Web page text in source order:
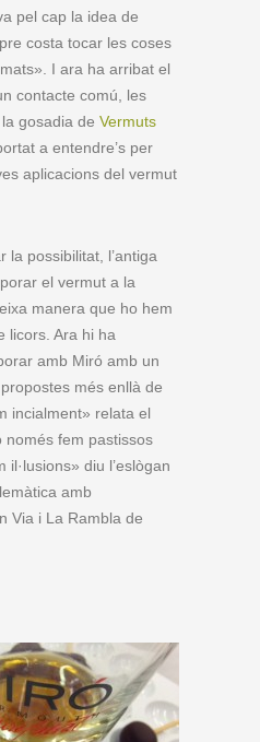
pel cap la idea de
costa tocar les coses
I ara ha arribat el
contacte comú, les
gosadia de Vermuts
a entendre’s per
aplicacions del vermut
la possibilitat, l’antiga
el vermut a la
manera que ho hem
licors. Ara hi ha
amb Miró amb un
més enllà de
incialment» relata el
només fem pastissos
diu l’eslògan
amb
Via i La Rambla de